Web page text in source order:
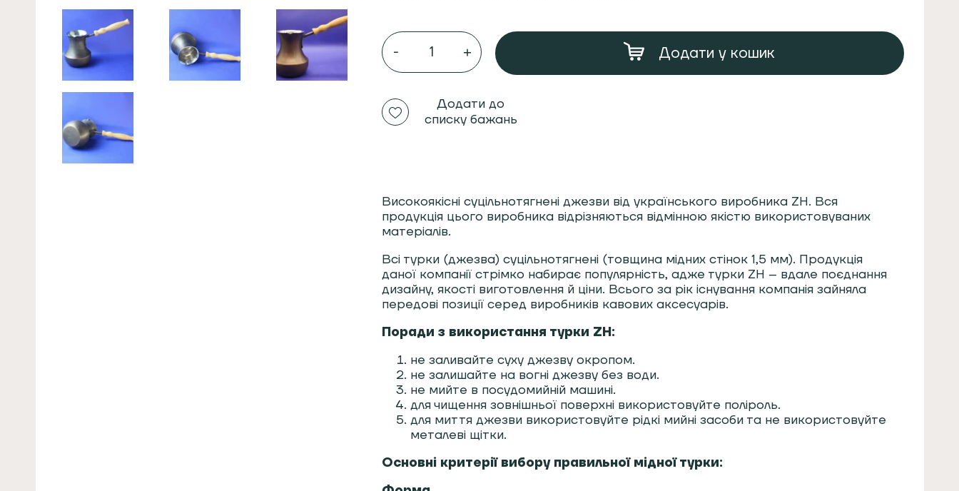
Мідна
турка
(Джезва)
500
патина
ZH
"Мрія"
Додати у кошик
Додати до
списку бажань
Високоякісні суцільнотягнені джезви від українського виробника ZH. Вся
продукція цього виробника відрізняються відмінною якістю використовуваних
матеріалів.
Всі турки (джезва) суцільнотягнені (товщина мідних стінок 1,5 мм). Продукція
даної компанії стрімко набирає популярність, адже турки ZH – вдале поєднання
дизайну, якості виготовлення й ціни. Всього за рік існування компанія зайняла
передові позиції серед виробників кавових аксесуарів.
Поради з використання турки ZH:
не заливайте суху джезву окропом.
не залишайте на вогні джезву без води.
не мийте в посудомийній машині.
для чищення зовнішньої поверхні використовуйте поліроль.
для миття джезви використовуйте рідкі мийні засоби та не використовуйте
металеві щітки.
Основні критерії вибору правильної мідної турки: